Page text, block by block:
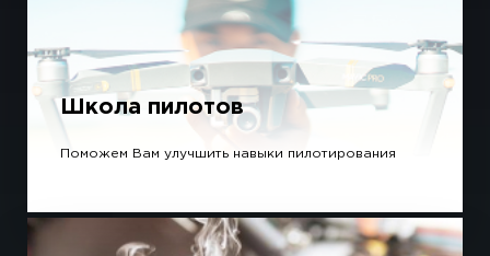
Школа пилотов
Поможем Вам улучшить навыки пилотирования